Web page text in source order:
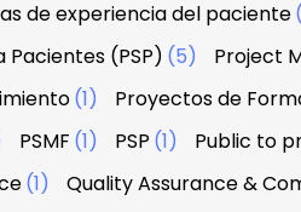
de experiencia del paciente
(PSP) (5) Project
(1) Proyectos de
PSMF (1) PSP (1) Public to
(1) Quality Assurance &